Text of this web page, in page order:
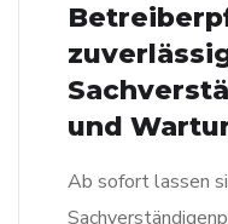
und
Ab sofort lassen